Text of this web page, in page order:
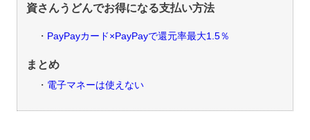
資さんうどんでお得になる支払い方法
PayPayカード×PayPayで還元率最大1.5％
まとめ
電子マネーは使えない